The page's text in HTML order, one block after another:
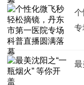
个
专
最